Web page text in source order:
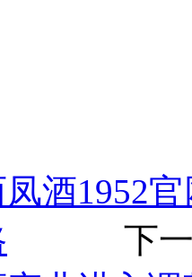
凤酒1952
下一